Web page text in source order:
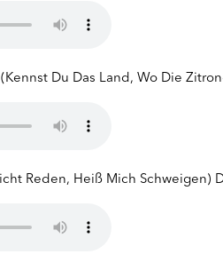
Du Das Land, Wo Die
Reden, Heiß Mich Schweigen)